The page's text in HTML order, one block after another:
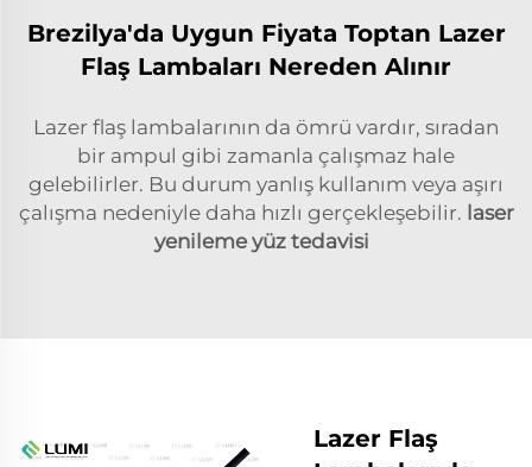
Brezilya'da Uygun Fiyata Toptan Lazer
Flaş Lambaları Nereden Alınır
Lazer flaş lambalarının da ömrü vardır, sıradan
bir ampul gibi zamanla çalışmaz hale
gelebilirler. Bu durum yanlış kullanım veya aşırı
çalışma nedeniyle daha hızlı gerçekleşebilir. laser
yenileme yüz tedavisi
Lazer Flaş